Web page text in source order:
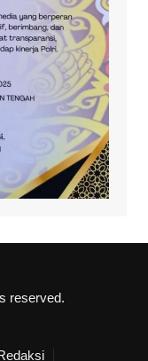
reserved.